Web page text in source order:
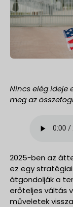
Nincs elég ideje
meg az
2025-ben az
ez egy
átgondolják a
erőteljes váltás
műveletek